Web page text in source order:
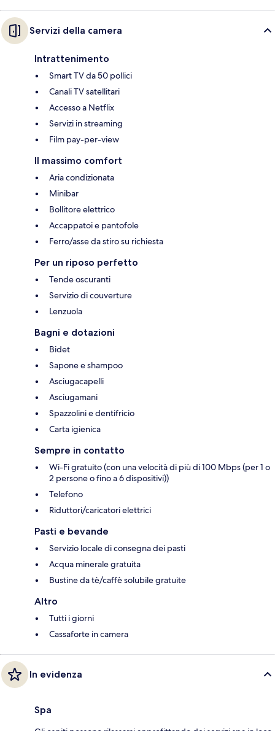
Servizi della camera
Intrattenimento
Smart TV da 50 pollici
Canali TV satellitari
Accesso a Netflix
Servizi in streaming
Film pay-per-view
Il massimo comfort
Aria condizionata
Minibar
Bollitore elettrico
Accappatoi e pantofole
Ferro/asse da stiro su richiesta
Per un riposo perfetto
Tende oscuranti
Servizio di couverture
Lenzuola
Bagni e dotazioni
Bidet
Sapone e shampoo
Asciugacapelli
Asciugamani
Spazzolini e dentifricio
Carta igienica
Sempre in contatto
Wi-Fi gratuito (con una velocità di più di 100 Mbps (per 1 o
2 persone o fino a 6 dispositivi))
Telefono
Riduttori/caricatori elettrici
Pasti e bevande
Servizio locale di consegna dei pasti
Acqua minerale gratuita
Bustine da tè/caffè solubile gratuite
Altro
Tutti i giorni
Cassaforte in camera
In evidenza
Spa